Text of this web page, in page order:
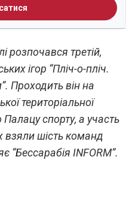
розпочався третій,
ігор “Пліч-о-пліч.
Проходить він на
територіальної
спорту, а участь
взяли шість команд
“Бессарабія INFORM”.